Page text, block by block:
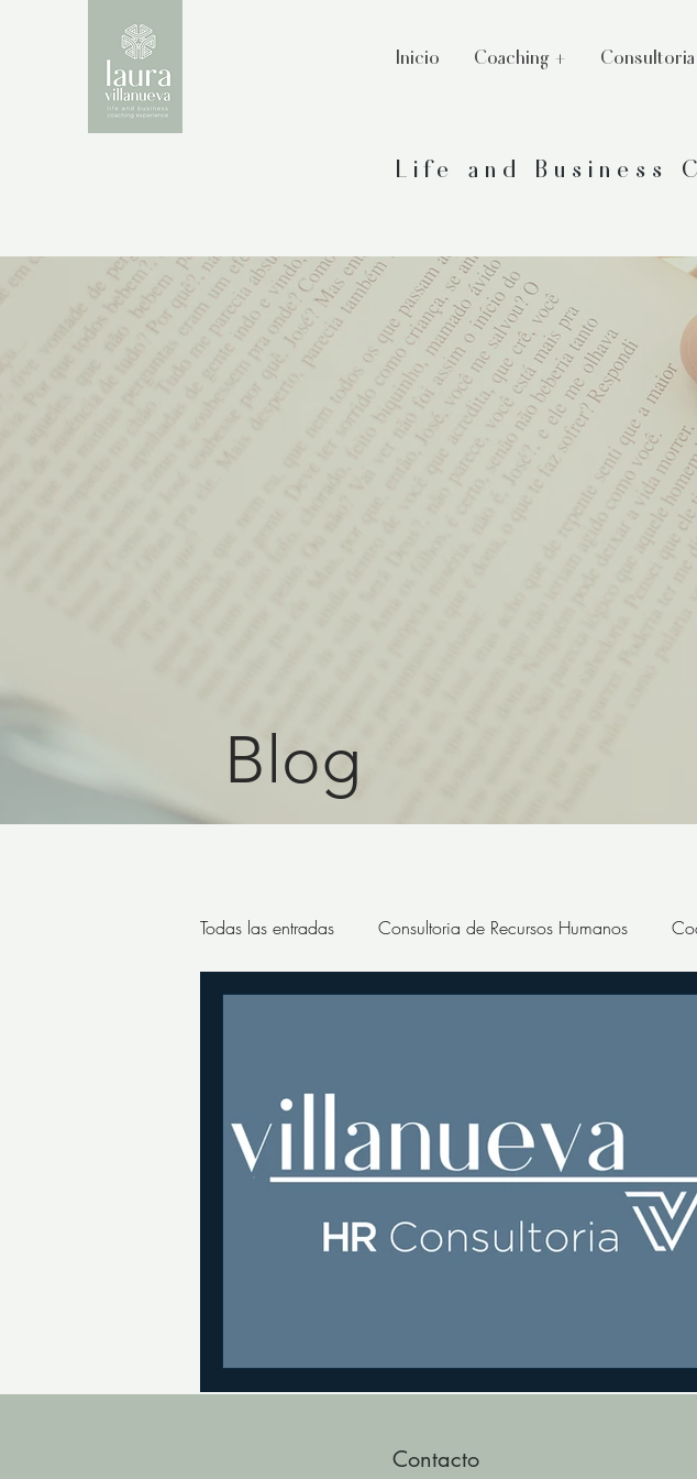
Inicio Coaching +
Life and Business
Blog
Todas las entradas Consultoria de Recursos Humanos
Contacto